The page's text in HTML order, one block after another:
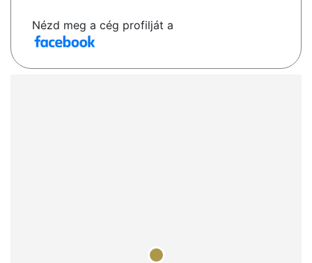
Nézd meg a cég profilját a